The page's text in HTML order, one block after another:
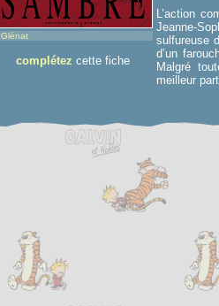
Glénat
complétez cette fiche
L’action
Jeanne-
sulfureuse
d’un
Malgré
meilleur